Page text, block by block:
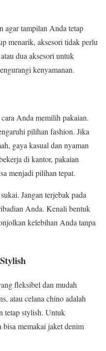
agar tampilan Anda tetap
menarik, aksesori tidak perlu
dua aksesori untuk
kenyamanan.
Anda memilih pakaian.
pilihan fashion. Jika
gaya kasual dan nyaman
di kantor, pakaian
menjadi pilihan tepat.
Jangan terjebak pada
Anda. Kenali bentuk
kelebihan Anda tanpa
fleksibel dan mudah
atau celana chino adalah
tetap stylish. Untuk
bisa memakai jaket denim